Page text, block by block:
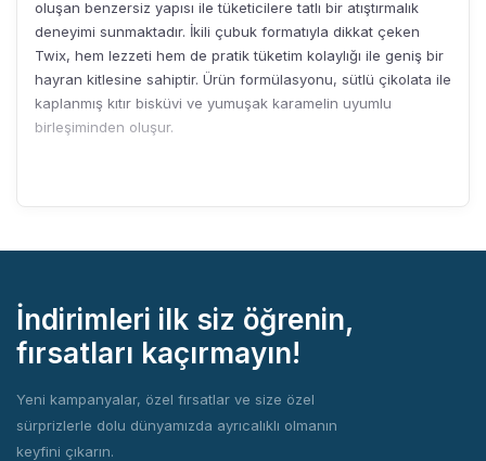
oluşan benzersiz yapısı ile tüketicilere tatlı bir atıştırmalık
deneyimi sunmaktadır. İkili çubuk formatıyla dikkat çeken
Twix, hem lezzeti hem de pratik tüketim kolaylığı ile geniş bir
hayran kitlesine sahiptir. Ürün formülasyonu, sütlü çikolata ile
kaplanmış kıtır bisküvi ve yumuşak karamelin uyumlu
birleşiminden oluşur.
İndirimleri ilk siz öğrenin,
fırsatları kaçırmayın!
Yeni kampanyalar, özel fırsatlar ve size özel
sürprizlerle dolu dünyamızda ayrıcalıklı olmanın
keyfini çıkarın.